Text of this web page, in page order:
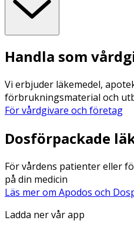
Handla som
Vi erbjuder läkemedel,
förbrukningsmaterial och
För vårdgivare och företag
Dosförpackade
För vårdens patienter eller
på din medicin
Läs mer om Apodos och
Ladda ner vår app